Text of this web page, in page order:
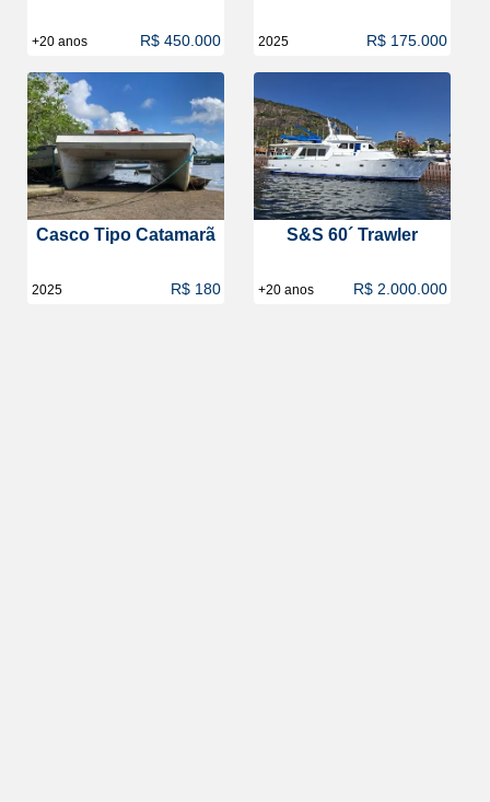
+20 anos R$ 450.000 2025 R$ 175.000
Casco Tipo Catamarã
2025 R$ 180
S&S 60´ Trawler
+20 anos R$ 2.000.000